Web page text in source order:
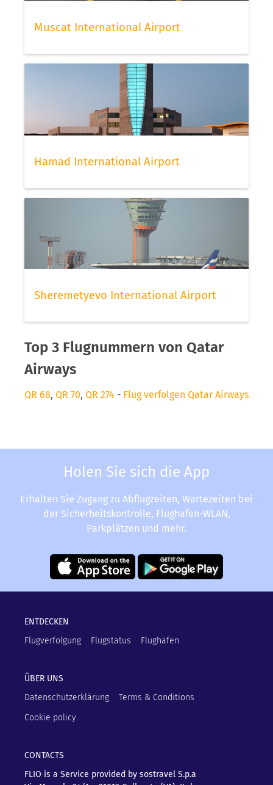
Muscat International Airport
Hamad International Airport
Sheremetyevo International Airport
Top 3 Flugnummern von Qatar
Airways
QR 68, QR 70, QR 274 - Flug verfolgen Qatar Airways
Holen Sie sich die App
Erhalten Sie Zugang zu Abflugzeiten, Wartezeiten bei
der Sicherheitskontrolle, Flughafen-WLAN,
Parkplätzen und mehr.
ENTDECKEN
Flugverfolgung
Flugstatus Flughäfen
ÜBER UNS
Datenschutzerklärung
Terms & Conditions
Cookie policy
CONTACTS
FLIO is a Service provided by sostravel S.p.a